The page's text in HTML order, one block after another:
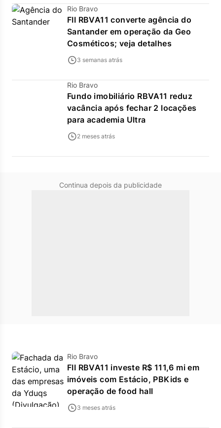
Rio Bravo
FII RBVA11 converte agência do
Santander em operação da Geo
Cosméticos; veja detalhes
3 semanas atrás
Rio Bravo
Fundo imobiliário RBVA11 reduz
vacância após fechar 2 locações
para academia Ultra
2 meses atrás
Continua depois da publicidade
Rio Bravo
FII RBVA11 investe R$ 111,6 mi em
imóveis com Estácio, PBKids e
operação de food hall
3 meses atrás